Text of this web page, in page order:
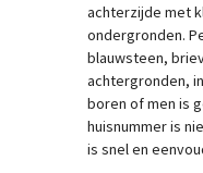
achterzijde met
ondergronden.
blauwsteen,
achtergronden,
boren of men is
huisnummer is
is snel en